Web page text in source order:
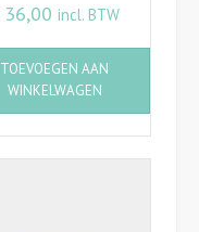
36,00 incl. BTW
TOEVOEGEN AAN
WINKELWAGEN